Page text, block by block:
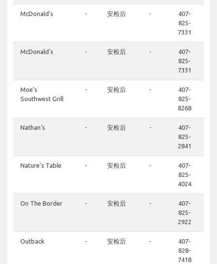
McDonald's - 安检后 -
407-
825-
7331
McDonald's - 安检后 -
407-
825-
7331
Moe’s
Southwest Grill
- 安检后 -
407-
825-
8268
Nathan's - 安检后 -
407-
825-
2841
Nature's Table - 安检后 -
407-
825-
4024
On The Border - 安检后 -
407-
825-
2922
Outback - 安检后 -
407-
828-
7418